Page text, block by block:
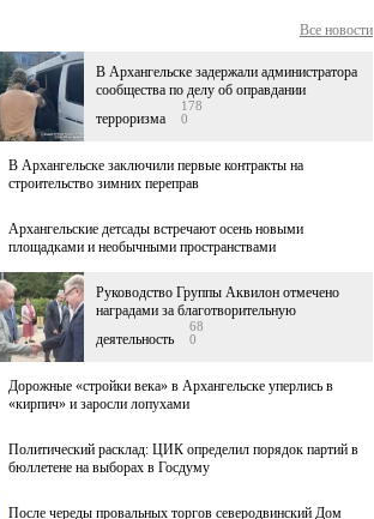
Все новости
В Архангельске задержали администратора
сообщества по делу об оправдании
терроризма
178
0
В Архангельске заключили первые контракты на
строительство зимних переправ
Архангельские детсады встречают осень новыми
площадками и необычными пространствами
Руководство Группы Аквилон отмечено
наградами за благотворительную
деятельность
68
0
Дорожные «стройки века» в Архангельске уперлись в
«кирпич» и заросли лопухами
Политический расклад: ЦИК определил порядок партий в
бюллетене на выборах в Госдуму
После череды провальных торгов северодвинский Дом